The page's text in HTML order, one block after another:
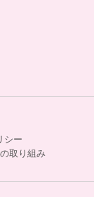
シー
取り組み